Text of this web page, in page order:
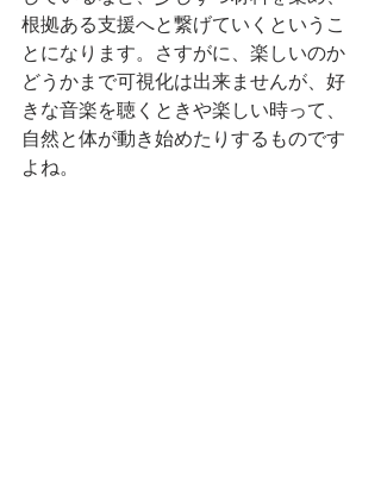
根拠ある支援へと繋げていくというこ
とになります。さすがに、楽しいのか
どうかまで可視化は出来ませんが、好
きな音楽を聴くときや楽しい時って、
自然と体が動き始めたりするものです
よね。